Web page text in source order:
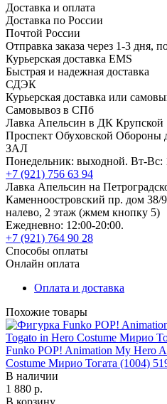
Доставка и оплата
Доставка по России
Почтой России
Отправка заказа через 1-3 дня,
Курьерская доставка EMS
Быстрая и надежная доставка
СДЭК
Курьерская доставка или
Самовывоз в СПб
Лавка Апельсин в ДК Крупской
Проспект Обуховской
ЗАЛ
Понедельник: выходной. Вт-Вс:
+7 (921) 756 63 94
Лавка Апельсин на
Каменноостровский пр. дом 38/
налево, 2 этаж (жмем кнопку 5)
Ежедневно: 12:00-20:00.
+7 (921) 764 90 28
Способы оплаты
Онлайн оплата
Оплата и доставка
Похожие товары
Funko POP! Animation My Hero
Costume Мирио Тогата (1004)
В наличии
1 880 р.
В корзину